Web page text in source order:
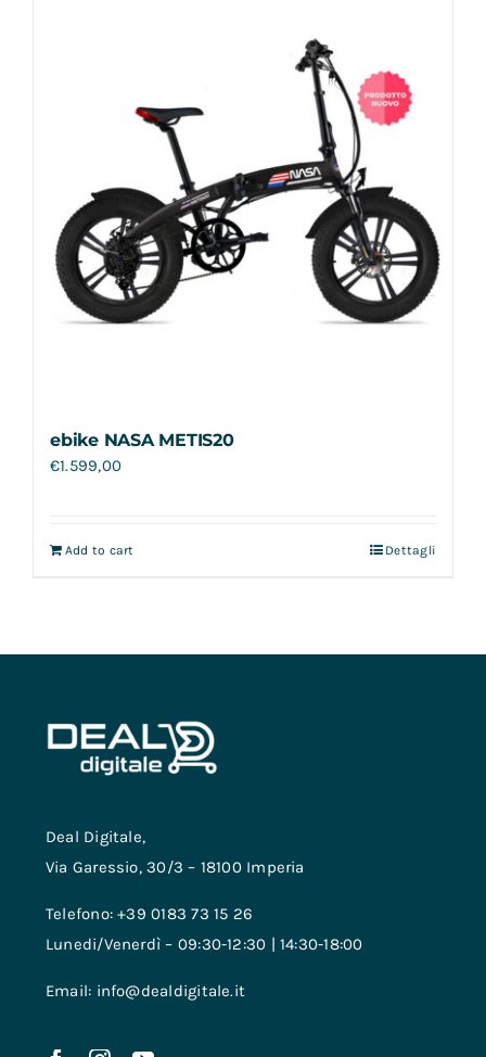
ebike NASA METIS20
€1.599,00
Add to cart Dettagli
Deal Digitale,
Via Garessio, 30/3 – 18100 Imperia
Telefono: +39 0183 73 15 26
Lunedi/Venerdì – 09:30-12:30 | 14:30-18:00
Email: info@dealdigitale.it